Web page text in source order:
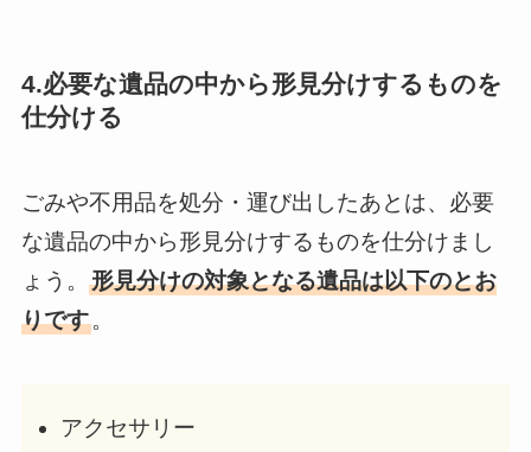
4.必要な遺品の中から形見分けするものを
仕分ける
ごみや不用品を処分・運び出したあとは、必要
な遺品の中から形見分けするものを仕分けまし
ょう。 形見分けの対象となる遺品は以下のとお
りです。
アクセサリー